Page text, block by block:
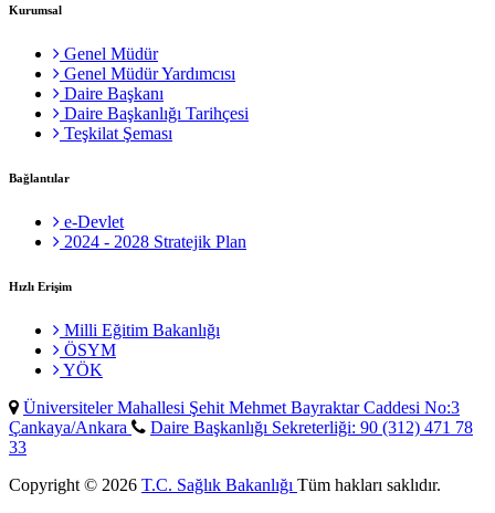
Kurumsal
Genel Müdür
Genel Müdür Yardımcısı
Daire Başkanı
Daire Başkanlığı Tarihçesi
Teşkilat Şeması
Bağlantılar
e-Devlet
2024 - 2028 Stratejik Plan
Hızlı Erişim
Milli Eğitim Bakanlığı
ÖSYM
YÖK
Üniversiteler Mahallesi Şehit Mehmet Bayraktar Caddesi No:3
Çankaya/Ankara
Daire Başkanlığı Sekreterliği: 90 (312) 471 78
33
Copyright © 2026 T.C. Sağlık Bakanlığı Tüm hakları saklıdır.